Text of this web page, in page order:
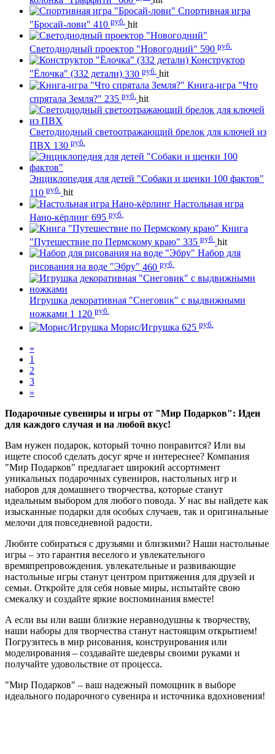
Спортивная игра
"Бросай-лови" 410 руб. hit
Светодиодный проектор "Новогодний" 590 руб.
Конструктор
"Ёлочка" (332 детали) 330 руб. hit
Книга-игра "Что
спрятала Земля?" 235 руб. hit
Светодиодный светоотражающий брелок для ключей из
ПВХ 130 руб.
Энциклопедия для детей "Собаки и щенки 100 фактов"
110 руб. hit
Настольная игра
Нано-кёрлинг 695 руб.
Книга
"Путешествие по Пермскому краю" 335 руб. hit
Набор для
рисования на воде "Эбру" 460 руб.
Игрушка декоративная "Снеговик" с выдвижными
ножками 1 120 руб.
Морис/Игрушка 625 руб.
«
1
2
3
»
Подарочные сувениры и игры от "Мир Подарков": Идеи
для каждого случая и на любой вкус!
Вам нужен подарок, который точно понравится? Или вы
ищете способ сделать досуг ярче и интереснее? Компания
"Мир Подарков" предлагает широкий ассортимент
уникальных подарочных сувениров, настольных игр и
наборов для домашнего творчества, которые станут
идеальным выбором для любого повода. У нас вы найдете как
изысканные подарки для особых случаев, так и оригинальные
мелочи для повседневной радости.
Любите собираться с друзьями и близкими? Наши настольные
игры – это гарантия веселого и увлекательного
времяпрепровождения. увлекательные и развивающие
настольные игры станут центром притяжения для друзей и
семьи. Откройте для себя новые миры, испытайте свою
смекалку и создайте яркие воспоминания вместе!
А если вы или ваши близкие неравнодушны к творчеству,
наши наборы для творчества станут настоящим открытием!
Погрузитесь в мир рисования, конструирования или
моделирования – создавайте шедевры своими руками и
получайте удовольствие от процесса.
"Мир Подарков" – ваш надежный помощник в выборе
идеального подарочного сувенира и источника вдохновения!